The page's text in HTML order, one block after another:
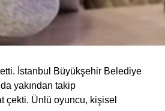
İstanbul Büyükşehir Belediye
yakından takip
çekti. Ünlü oyuncu, kişisel